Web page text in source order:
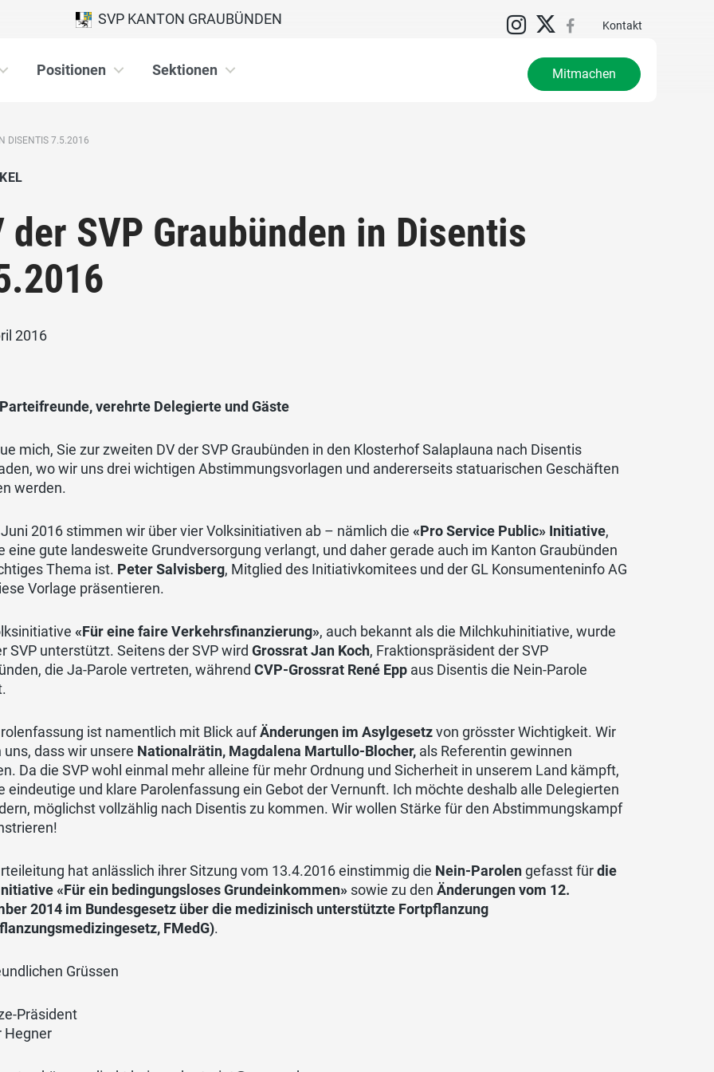
Kontakt
SVP KANTON GRAUBÜNDEN
Positionen Sektionen Mitmachen
DISENTIS 7.5.2016
der SVP Graubünden in Disentis
2016
verehrte Delegierte und Gäste
mich, Sie zur zweiten DV der SVP Graubünden in den Klosterhof Salaplauna nach Disentis
wo wir uns drei wichtigen Abstimmungsvorlagen und andererseits statuarischen Geschäften
werden.
2016 stimmen wir über vier Volksinitiativen ab – nämlich die«Pro Service Public» Initiative,
eine gute landesweite Grundversorgung verlangt, und daher gerade auch im Kanton Graubünden
Thema ist. Peter Salvisberg, Mitglied des Initiativkomitees und der GL Konsumenteninfo AG
Vorlage präsentieren.
«Für eine faire Verkehrsfinanzierung», auch bekannt als die Milchkuhinitiative, wurde
SVP unterstützt. Seitens der SVP wirdGrossrat Jan Koch, Fraktionspräsident der SVP
die Ja-Parole vertreten, währendCVP-Grossrat René Epp aus Disentis die Nein-Parole
ist namentlich mit Blick aufÄnderungen im Asylgesetzvon grösster Wichtigkeit. Wir
uns, dass wir unsere Nationalrätin, Magdalena Martullo-Blocher, als Referentin gewinnen
Da die SVP wohl einmal mehr alleine für mehr Ordnung und Sicherheit in unserem Land kämpft,
eindeutige und klare Parolenfassung ein Gebot der Vernunft. Ich möchte deshalb alle Delegierten
möglichst vollzählig nach Disentis zu kommen. Wir wollen Stärke für den Abstimmungskampf
hat anlässlich ihrer Sitzung vom 13.4.2016 einstimmig die Nein-Parolengefasst fürdie
«Für ein bedingungsloses Grundeinkommen» sowie zu denÄnderungen vom 12.
2014 im Bundesgesetz über die medizinisch unterstützte Fortpflanzung
FMedG).
Grüssen
Präsident
Hegner